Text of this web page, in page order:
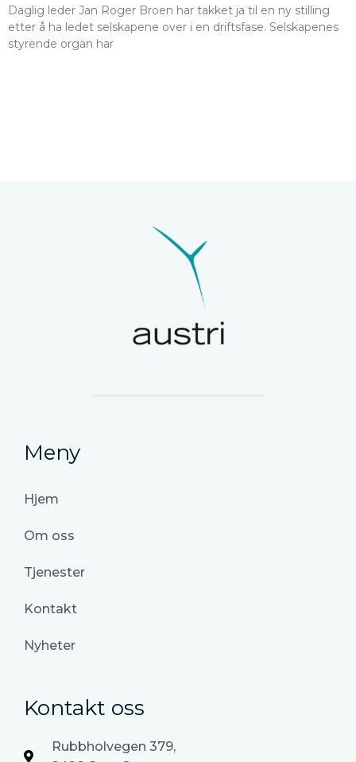
Daglig leder Jan Roger Broen har takket ja til en ny stilling
etter å ha ledet selskapene over i en driftsfase. Selskapenes
styrende organ har
Meny
Hjem
Om oss
Tjenester
Kontakt
Nyheter
Kontakt oss
Rubbholvegen 379,